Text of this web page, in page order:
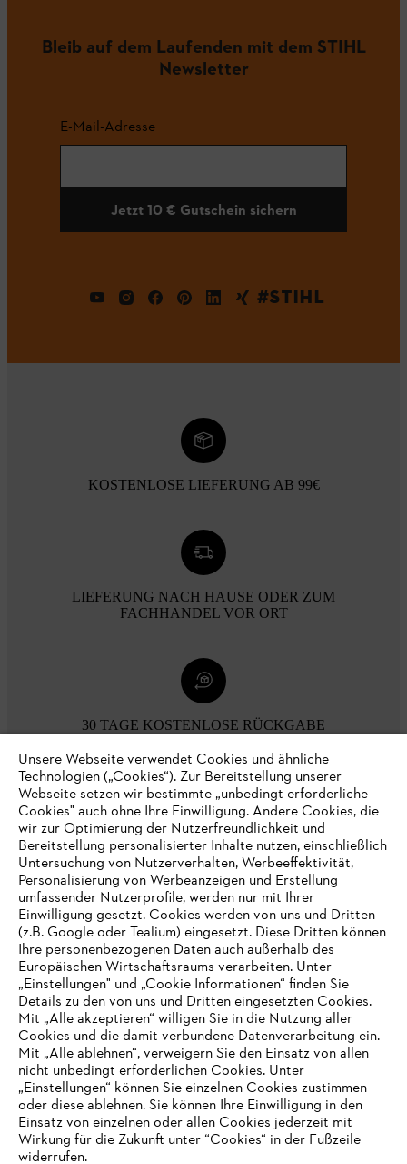
Bleib auf dem Laufenden mit dem STIHL
Newsletter
E-Mail-Adresse
Jetzt 10 € Gutschein sichern
#STIHL
KOSTENLOSE LIEFERUNG AB 99€
LIEFERUNG NACH HAUSE ODER ZUM
FACHHANDEL VOR ORT
30 TAGE KOSTENLOSE RÜCKGABE
Zahlungsmöglichkeiten
Unternehmen
Online Shop
Service
IHR BROWSER WIRD NICHT
UNTERSTÜTZT
Unsere Webseite verwendet Cookies und ähnliche
Technologien („Cookies“). Zur Bereitstellung unserer
Webseite setzen wir bestimmte „unbedingt erforderliche
Cookies" auch ohne Ihre Einwilligung. Andere Cookies, die
wir zur Optimierung der Nutzerfreundlichkeit und
Bereitstellung personalisierter Inhalte nutzen, einschließlich
Untersuchung von Nutzerverhalten, Werbeeffektivität,
Personalisierung von Werbeanzeigen und Erstellung
umfassender Nutzerprofile, werden nur mit Ihrer
Einwilligung gesetzt. Cookies werden von uns und Dritten
(z.B. Google oder Tealium) eingesetzt. Diese Dritten können
Ihre personenbezogenen Daten auch außerhalb des
Europäischen Wirtschaftsraums verarbeiten. Unter
„Einstellungen" und „Cookie Informationen“ finden Sie
Details zu den von uns und Dritten eingesetzten Cookies.
Mit „Alle akzeptieren“ willigen Sie in die Nutzung aller
Cookies und die damit verbundene Datenverarbeitung ein.
Mit „Alle ablehnen“, verweigern Sie den Einsatz von allen
nicht unbedingt erforderlichen Cookies. Unter
„Einstellungen“ können Sie einzelnen Cookies zustimmen
oder diese ablehnen. Sie können Ihre Einwilligung in den
Einsatz von einzelnen oder allen Cookies jederzeit mit
Wirkung für die Zukunft unter “Cookies“ in der Fußzeile
widerrufen.